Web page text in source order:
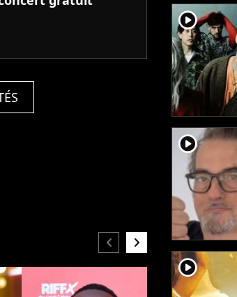
chevron_left chevron_right
player2
player2
player2